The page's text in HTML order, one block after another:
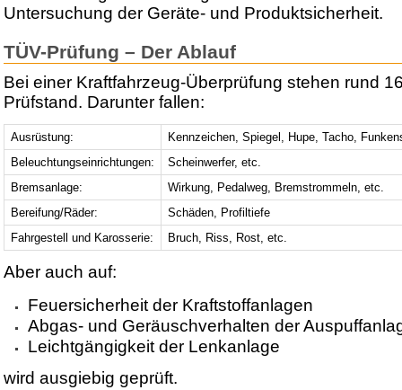
Untersuchung der Geräte- und Produktsicherheit.
TÜV-Prüfung – Der Ablauf
Bei einer Kraftfahrzeug-Überprüfung stehen rund
Prüfstand. Darunter fallen:
Ausrüstung:
Kennzeichen, Spiegel, Hupe, Tacho,
Beleuchtungseinrichtungen:
Scheinwerfer, etc.
Bremsanlage:
Wirkung, Pedalweg, Bremstrommeln, etc.
Bereifung/Räder:
Schäden, Profiltiefe
Fahrgestell und Karosserie:
Bruch, Riss, Rost, etc.
Aber auch auf:
Feuersicherheit der Kraftstoffanlagen
Abgas- und Geräuschverhalten der
Leichtgängigkeit der Lenkanlage
wird ausgiebig geprüft.